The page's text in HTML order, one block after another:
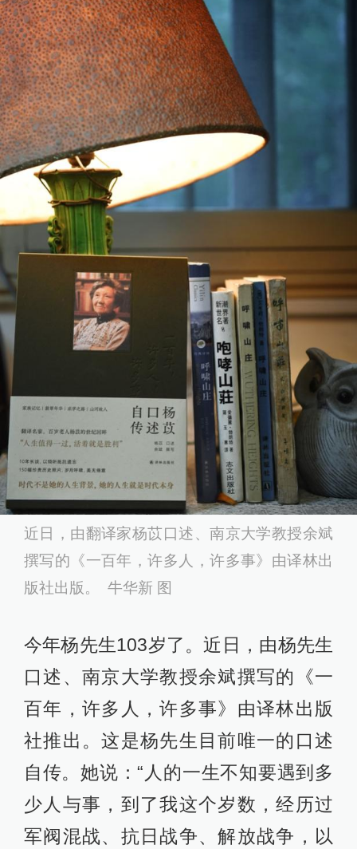
近日，由翻译家杨苡口述、南京大学教授余斌
撰写的《一百年，许多人，许多事》由译林出
版社出版。 牛华新 图
今年杨先生103岁了。近日，由杨先生
口述、南京大学教授余斌撰写的《一
百年，许多人，许多事》由译林出版
社推出。这是杨先生目前唯一的口述
自传。她说：“人的一生不知要遇到多
少人与事，到了我这个岁数，经历过
军阀混战、抗日战争、解放战争，以